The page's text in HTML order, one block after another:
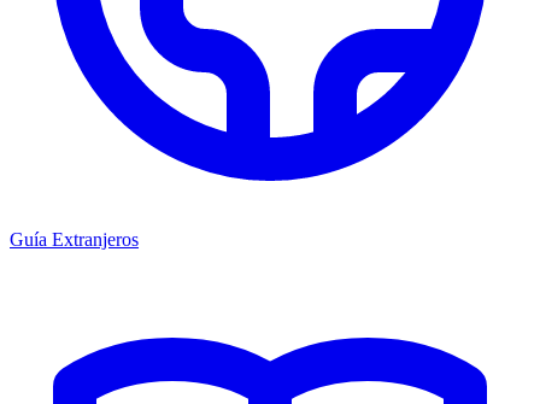
Guía Extranjeros